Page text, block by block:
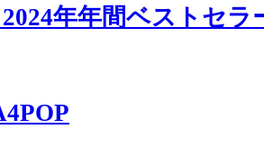
2024年年間ベストセラ